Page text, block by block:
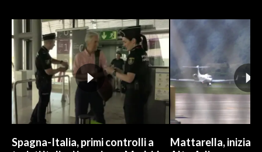
INFO AZIENDE
ABBONATI
ANNUNCI
NECROLOGI
PUBBLICITÀ
SPIAGGE
Spagna-Italia, primi controlli a
Mattarella, iniziate